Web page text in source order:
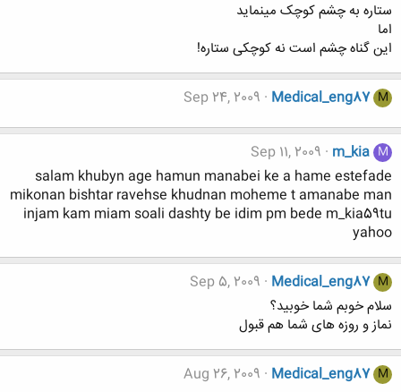
ستاره به چشم کوچک مینماید
اما
این گناه چشم است نه کوچکی ستاره!
M
Medical_eng87
Sep 24, 2009
M
m_kia
Sep 11, 2009
salam khubyn age hamun manabei ke a hame estefade
mikonan bishtar ravehse khudnan moheme t amanabe man
injam kam miam soali dashty be idim pm bede m_kia59tu
yahoo
M
Medical_eng87
Sep 5, 2009
سلام خوبم شما خوبید؟
نماز و روزه های شما هم قبول
M
Medical_eng87
Aug 26, 2009